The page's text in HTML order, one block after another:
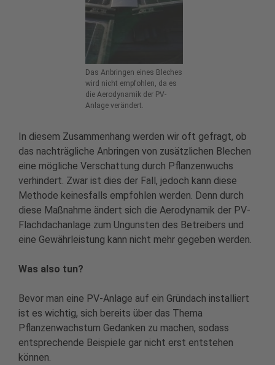
Das Anbringen eines Bleches
wird nicht empfohlen, da es
die Aerodynamik der PV-
Anlage verändert.
In diesem Zusammenhang werden wir oft gefragt, ob
das nachträgliche Anbringen von zusätzlichen Blechen
eine mögliche Verschattung durch Pflanzenwuchs
verhindert. Zwar ist dies der Fall, jedoch kann diese
Methode keinesfalls empfohlen werden. Denn durch
diese Maßnahme ändert sich die Aerodynamik der PV-
Flachdachanlage zum Ungunsten des Betreibers und
eine Gewährleistung kann nicht mehr gegeben werden.
Was also tun?
Bevor man eine PV-Anlage auf ein Gründach installiert
ist es wichtig, sich bereits über das Thema
Pflanzenwachstum Gedanken zu machen, sodass
entsprechende Beispiele gar nicht erst entstehen
können.